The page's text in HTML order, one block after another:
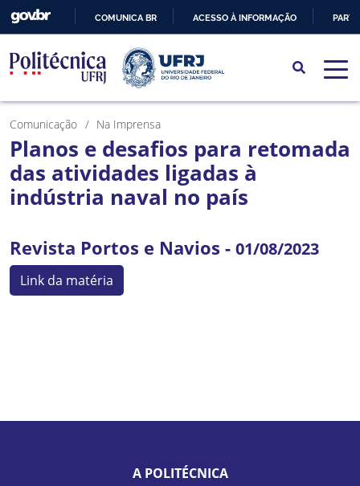
PARA
O
CONTEÚDO
COMUNICA BR ACESSO À INFORMAÇÃO
Comunicação Na Imprensa
Planos e desafios para retomada
das atividades ligadas à
indústria naval no país
Revista Portos e Navios - 01/08/2023
Link da matéria
A POLITÉCNICA